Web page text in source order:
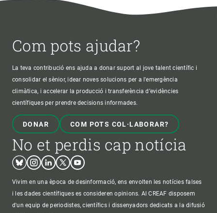
Com pots ajudar?
La teva contribució ens ajuda a donar suport al jove talent científic i
consolidar el sènior, idear noves solucions per a l'emergència
climàtica, i accelerar la producció i transferència d’evidències
científiques per prendre decisions informades.
DONAR COM POTS COL·LABORAR?
No et perdis cap notícia
BlueskyInstagram
LinkedinTwitterYoutube
Vivim en una època de desinformació, ens envolten les notícies falses
i les dades científiques es consideren opinions. Al CREAF disposem
d'un equip de periodistes, científics i dissenyadors dedicats a la difusió